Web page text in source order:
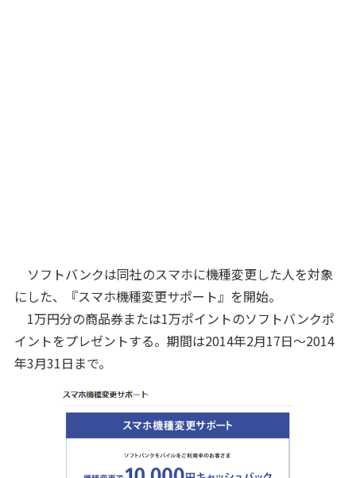
ソフトバンクは同社のスマホに機種変更した人を対象
にした、『スマホ機種変更サポート』を開始。
1万円分の商品券または1万ポイントのソフトバンクポ
イントをプレゼントする。期間は2014年2月17日～2014
年3月31日まで。